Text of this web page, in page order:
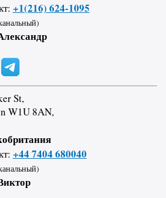
+1(216) 624-1095
St,
W1U 8AN,
+44 7404 680040